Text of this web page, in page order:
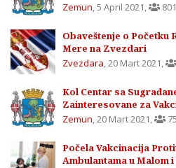
Zemun,5 April 2021, 801
Obaveštenje o Početku
Mere na Zvezdari
Zvezdara,20 Mart 2021,
Kol Centar sa
Zainteresovane za
Zemun,20 Mart 2021,
Počela Vakcinacija
Ambulantama u Malom